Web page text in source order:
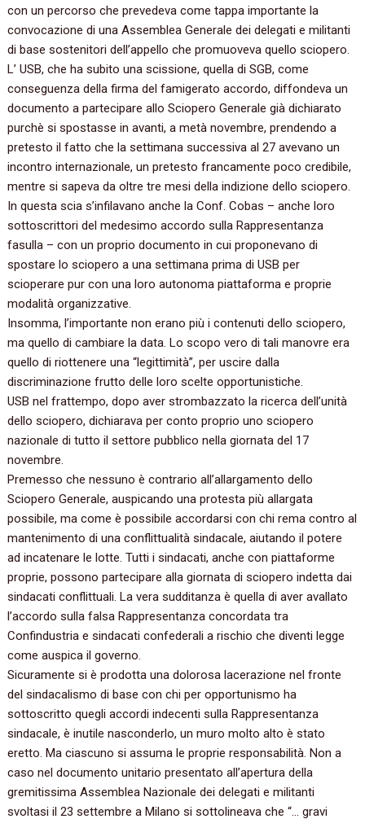
con un percorso che prevedeva come tappa importante la
convocazione di una Assemblea Generale dei delegati e militanti
di base sostenitori dell’appello che promuoveva quello sciopero.
L’ USB, che ha subito una scissione, quella di SGB, come
conseguenza della firma del famigerato accordo, diffondeva un
documento a partecipare allo Sciopero Generale già dichiarato
purchè si spostasse in avanti, a metà novembre, prendendo a
pretesto il fatto che la settimana successiva al 27 avevano un
incontro internazionale, un pretesto francamente poco credibile,
mentre si sapeva da oltre tre mesi della indizione dello sciopero.
In questa scia s’infilavano anche la Conf. Cobas – anche loro
sottoscrittori del medesimo accordo sulla Rappresentanza
fasulla – con un proprio documento in cui proponevano di
spostare lo sciopero a una settimana prima di USB per
scioperare pur con una loro autonoma piattaforma e proprie
modalità organizzative.
Insomma, l’importante non erano più i contenuti dello sciopero,
ma quello di cambiare la data. Lo scopo vero di tali manovre era
quello di riottenere una “legittimità”, per uscire dalla
discriminazione frutto delle loro scelte opportunistiche.
USB nel frattempo, dopo aver strombazzato la ricerca dell’unità
dello sciopero, dichiarava per conto proprio uno sciopero
nazionale di tutto il settore pubblico nella giornata del 17
novembre.
Premesso che nessuno è contrario all’allargamento dello
Sciopero Generale, auspicando una protesta più allargata
possibile, ma come è possibile accordarsi con chi rema contro al
mantenimento di una conflittualità sindacale, aiutando il potere
ad incatenare le lotte. Tutti i sindacati, anche con piattaforme
proprie, possono partecipare alla giornata di sciopero indetta dai
sindacati conflittuali. La vera sudditanza è quella di aver avallato
l’accordo sulla falsa Rappresentanza concordata tra
Confindustria e sindacati confederali a rischio che diventi legge
come auspica il governo.
Sicuramente si è prodotta una dolorosa lacerazione nel fronte
del sindacalismo di base con chi per opportunismo ha
sottoscritto quegli accordi indecenti sulla Rappresentanza
sindacale, è inutile nasconderlo, un muro molto alto è stato
eretto. Ma ciascuno si assuma le proprie responsabilità. Non a
caso nel documento unitario presentato all’apertura della
gremitissima Assemblea Nazionale dei delegati e militanti
svoltasi il 23 settembre a Milano si sottolineava che “… gravi